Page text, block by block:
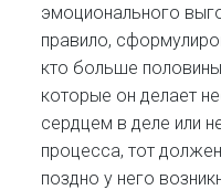
эмоционального
правило,
кто больше
которые он делает
сердцем в деле или
процесса, тот
поздно у него